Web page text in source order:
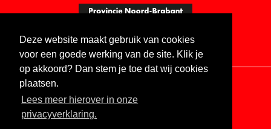
Deze website maakt gebruik van cookies
voor een goede werking van de site. Klik je
op akkoord? Dan stem je toe dat wij cookies
plaatsen.
Lees meer hierover in onze
privacyverklaring.
Contact Vacatures ANBI
Digitale toegankelijkheid